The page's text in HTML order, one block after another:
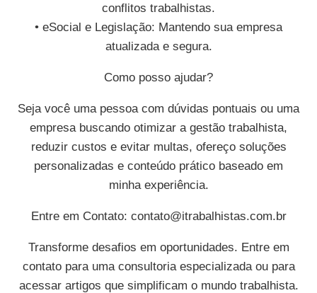
conflitos trabalhistas.
• eSocial e Legislação: Mantendo sua empresa
atualizada e segura.
Como posso ajudar?
Seja você uma pessoa com dúvidas pontuais ou uma
empresa buscando otimizar a gestão trabalhista,
reduzir custos e evitar multas, ofereço soluções
personalizadas e conteúdo prático baseado em
minha experiência.
Entre em Contato: contato@itrabalhistas.com.br
Transforme desafios em oportunidades. Entre em
contato para uma consultoria especializada ou para
acessar artigos que simplificam o mundo trabalhista.